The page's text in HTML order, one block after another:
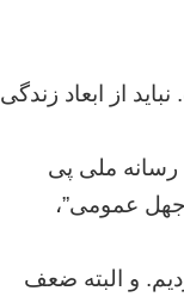
راباید شناخت. نباید از ابعاد زندگی
ملی پی
عمومی”،
و البته ضعف